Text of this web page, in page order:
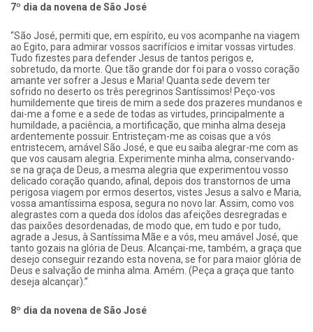
7º dia da novena de São José
“São José, permiti que, em espírito, eu vos acompanhe na viagem
ao Egito, para admirar vossos sacrifícios e imitar vossas virtudes.
Tudo fizestes para defender Jesus de tantos perigos e,
sobretudo, da morte. Que tão grande dor foi para o vosso coração
amante ver sofrer a Jesus e Maria! Quanta sede devem ter
sofrido no deserto os três peregrinos Santíssimos! Peço-vos
humildemente que tireis de mim a sede dos prazeres mundanos e
dai-me a fome e a sede de todas as virtudes, principalmente a
humildade, a paciência, a mortificação, que minha alma deseja
ardentemente possuir. Entristeçam-me as coisas que a vós
entristecem, amável São José, e que eu saiba alegrar-me com as
que vos causam alegria. Experimente minha alma, conservando-
se na graça de Deus, a mesma alegria que experimentou vosso
delicado coração quando, afinal, depois dos transtornos de uma
perigosa viagem por ermos desertos, vistes Jesus a salvo e Maria,
vossa amantíssima esposa, segura no novo lar. Assim, como vos
alegrastes com a queda dos ídolos das afeições desregradas e
das paixões desordenadas, de modo que, em tudo e por tudo,
agrade a Jesus, à Santíssima Mãe e a vós, meu amável José, que
tanto gozais na glória de Deus. Alcançai-me, também, a graça que
desejo conseguir rezando esta novena, se for para maior glória de
Deus e salvação de minha alma. Amém. (Peça a graça que tanto
deseja alcançar).”
8º dia da novena de São José